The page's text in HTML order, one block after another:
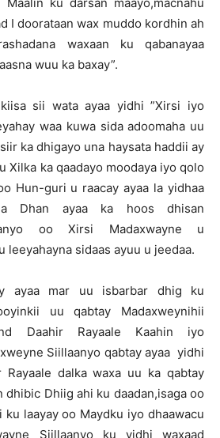
I doorataan wax muddo kordhin ah
waxaan ku qabanayaa
wuu ka baxay”.
sii wata ayaa yidhi ”Xirsi iyo
waa kuwa sida adoomaha uu
ka dhigayo una haysata haddii ay
Xilka ka qaadayo moodaya iyo qolo
Hun-guri u raacay ayaa la yidhaa
Dhan ayaa ka hoos dhisan
oo Xirsi Madaxwayne u
leeyahayna sidaas ayuu u jeedaa.
ayaa mar uu isbarbar dhig ku
uu qabtay Madaxweynihii
Daahir Rayaale Kaahin iyo
Siillaanyo qabtay ayaa yidhi
Rayaale dalka waxa uu ka qabtay
dhibic Dhiig ahi ku daadan,isaga oo
ku laayay oo Maydku iyo dhaawacu
Siillaanyo ku yidhi waxaad